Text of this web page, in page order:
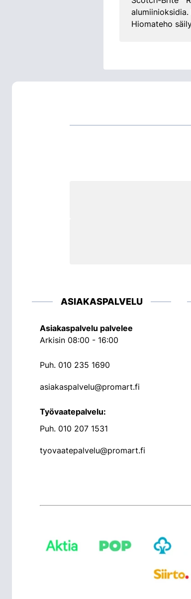
Hiomateho
ASIAKASPALVELU
Asiakaspalvelu palvelee
Arkisin 08:00 - 16:00
Puh. 010 235 1690
asiakaspalvelu@promart.fi
Työvaatepalvelu:
Puh. 010 207 1531
tyovaatepalvelu@promart.fi